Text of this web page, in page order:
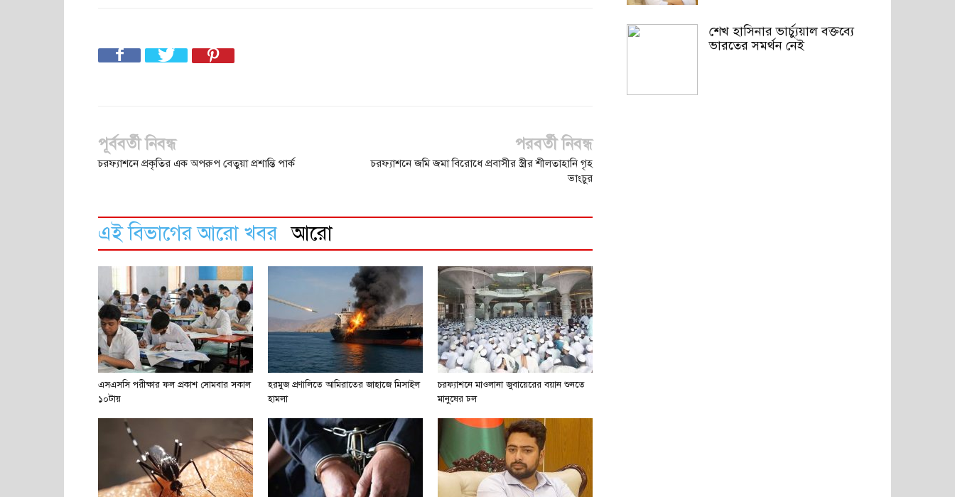
পূর্ববর্তী নিবন্ধ
চরফ্যাশনে প্রকৃতির এক অপরুপ বেতুয়া প্রশান্তি পার্ক
পরবর্তী নিবন্ধ
চরফ্যাশনে জমি জমা বিরোধে প্রবাসীর স্ত্রীর শীলতাহানি গৃহ
ভাংচুর
এই বিভাগের আরো খবর আরো
এসএসসি পরীক্ষার ফল প্রকাশ সোমবার সকাল
১০টায়
হরমুজ প্রণালিতে আমিরাতের জাহাজে মিসাইল
হামলা
চরফ্যাশনে মাওলানা জুবায়েরের বয়ান শুনতে
মানুষের ঢল
শেখ হাসিনার ভার্চ্যুয়াল বক্তব্যে
ভারতের সমর্থন নেই